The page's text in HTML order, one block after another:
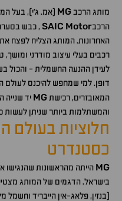
מותג הרכבMG (אמ. ג'י), בעל
הרכב
SAIC Motor
, כבש
האחרונות. המותג הצליח לפצח
רכבים בעלי עיצוב מודרני
לעידן ההנעה החשמלית - והכול
דופן. למי שמחפש להיכנס
המאובזרים, רכישתMG יד
והמשתלמות ביותר שניתן לעשות
חלוציות בעולם
כסטנדרט
MG הייתה מהראשונות
בישראל. הדגמים של המותג
(בנזין, פלאג-אין הייבריד